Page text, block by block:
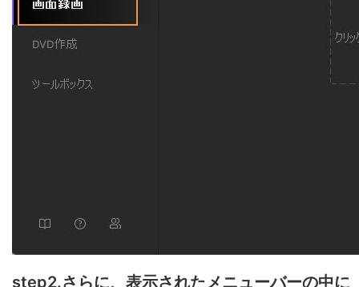
step2.さらに、表示されたメニューバーの中に